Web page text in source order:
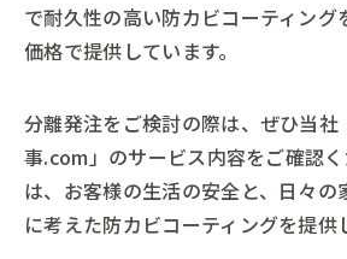
で耐久性の高い防カビコーティング
価格で提供しています。
分離発注をご検討の際は、ぜひ当社
事.com」のサービス内容をご確認
は、お客様の生活の安全と、日々
に考えた防カビコーティングを提供